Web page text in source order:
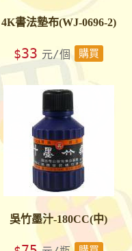
4K書法墊布(WJ-0696-2)
$33 元/個 購買
吳竹墨汁-180CC(中)